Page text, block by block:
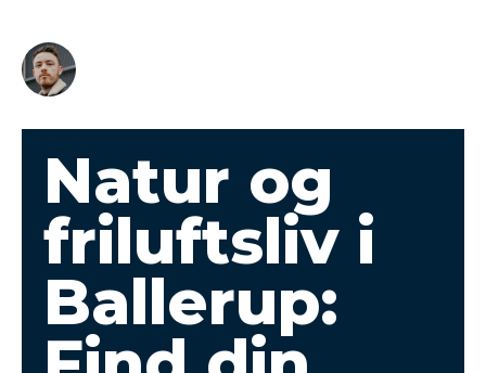
Natur og
friluftsliv i
Ballerup: